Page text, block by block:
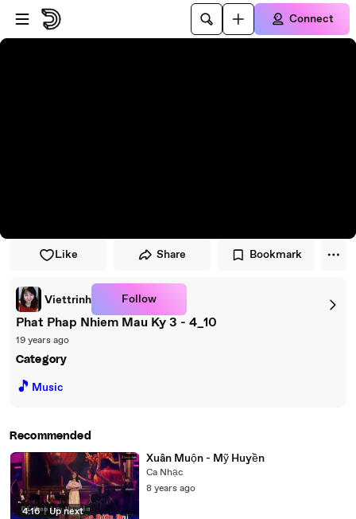
Skip to player
Skip to main content
Connect
Like Share Bookmark
Viettrinh Follow
Phat Phap Nhiem Mau Ky 3 - 4_10
19 years ago
Category
🎵 Music
Recommended
4:16 | Up next
Xuân Muộn - Mỹ Huyền
Ca Nhạc
8 years ago